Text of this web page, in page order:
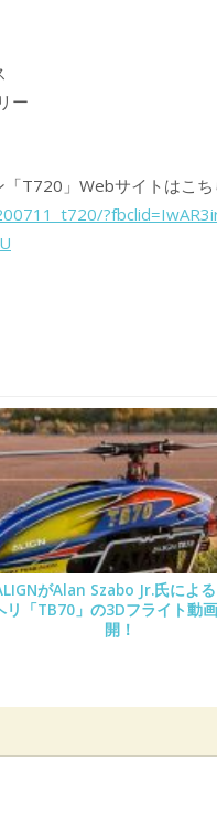
ー
T720」Webサイトはこち
がAlan Szabo Jr.氏によ
リ「TB70」の3Dフライト動
開！